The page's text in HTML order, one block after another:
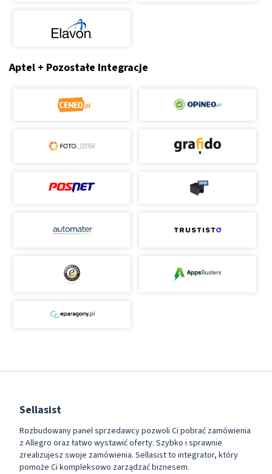
Aptel + Pozostałe Integracje
Sellasist
Rozbudowany panel sprzedawcy pozwoli Ci pobrać zamówienia
z Allegro oraz łatwo wystawić oferty. Szybko i sprawnie
zrealizujesz swoje zamówienia. Sellasist to integrator, który
pomoże Ci kompleksowo zarządzać biznesem.